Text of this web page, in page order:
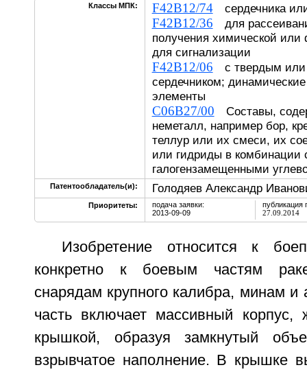
Классы МПК: F42B12/74сердечника
F42B12/36 для
получения химической или
для сигнализации
F42B12/06 с твердым
сердечником;
элементы
C06B27/00 Составы,
неметалл, например бор,
теллур или их смеси, их
или гидриды в комбинации
галогензамещенными
Патентообладатель(и): Голодяев Александр
Приоритеты:
подача заявки:
2013-09-09
публикация
27.09.2014
Изобретение относится к
конкретно к боевым частям
снарядам крупного калибра, минам
часть включает массивный корпус,
крышкой, образуя замкнутый
взрывчатое наполнение. В крышке